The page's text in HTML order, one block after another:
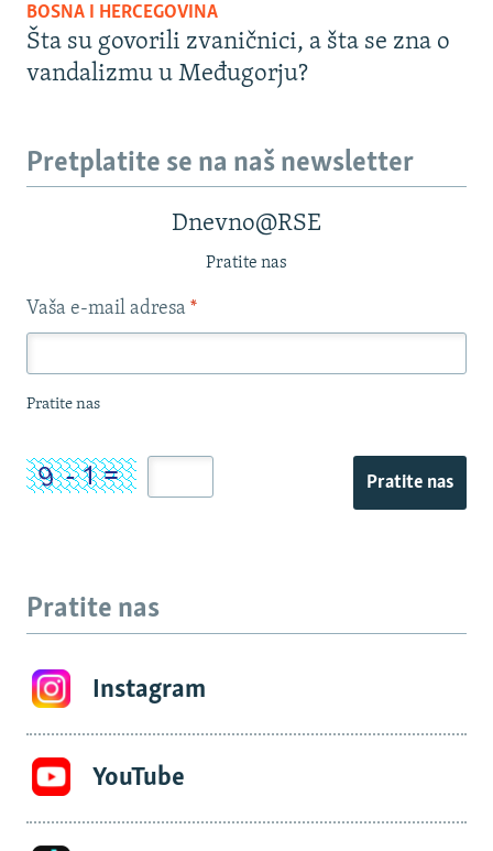
BOSNA I HERCEGOVINA
Šta su govorili zvaničnici, a šta se zna o
vandalizmu u Međugorju?
Pretplatite se na naš newsletter
Dnevno@RSE
Pratite nas
Vaša e-mail adresa *
Pratite nas
Pratite nas
Pratite nas
Instagram
YouTube